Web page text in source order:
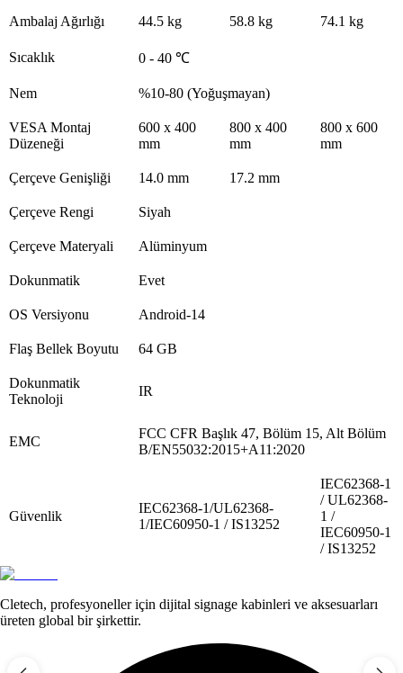
Ambalaj Ağırlığı 44.5 kg 58.8 kg 74.1 kg
Sıcaklık 0 - 40 ℃
Nem %10-80 (Yoğuşmayan)
VESA Montaj
Düzeneği
600 x 400
mm
800 x 400
mm
800 x 600
mm
Çerçeve Genişliği 14.0 mm 17.2 mm
Çerçeve Rengi Siyah
Çerçeve Materyali Alüminyum
Dokunmatik Evet
OS Versiyonu Android-14
Flaş Bellek Boyutu 64 GB
Dokunmatik
Teknoloji
IR
EMC
FCC CFR Başlık 47, Bölüm 15, Alt Bölüm
B/EN55032:2015+A11:2020
Güvenlik
IEC62368-1/UL62368-
1/IEC60950-1 / IS13252
IEC62368-1
/ UL62368-
1 /
IEC60950-1
/ IS13252
Cletech, profesyoneller için dijital signage kabinleri ve aksesuarları
üreten global bir şirkettir.